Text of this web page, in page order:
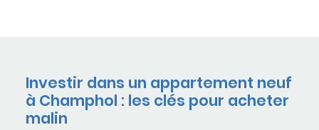
Investir dans un appartement neuf
à Champhol : les clés pour acheter
malin